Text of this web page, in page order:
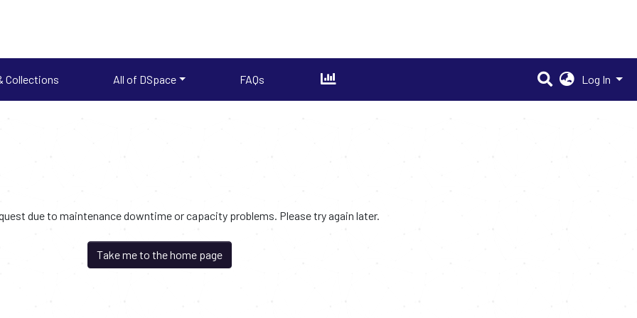
Collections All of DSpace FAQs Log In
due to maintenance downtime or capacity problems. Please try again later.
Take me to the home page